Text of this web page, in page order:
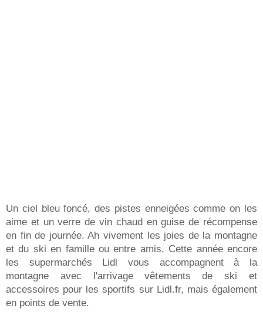
Un ciel bleu foncé, des pistes enneigées comme on les
aime et un verre de vin chaud en guise de récompense
en fin de journée. Ah vivement les joies de la montagne
et du ski en famille ou entre amis. Cette année encore
les supermarchés Lidl vous accompagnent à la
montagne avec l'arrivage vêtements de ski et
accessoires pour les sportifs sur Lidl.fr, mais également
en points de vente.